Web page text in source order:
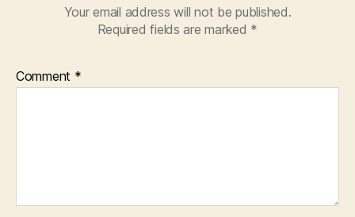
Your email address will not be published.
Required fields are marked *
Comment *